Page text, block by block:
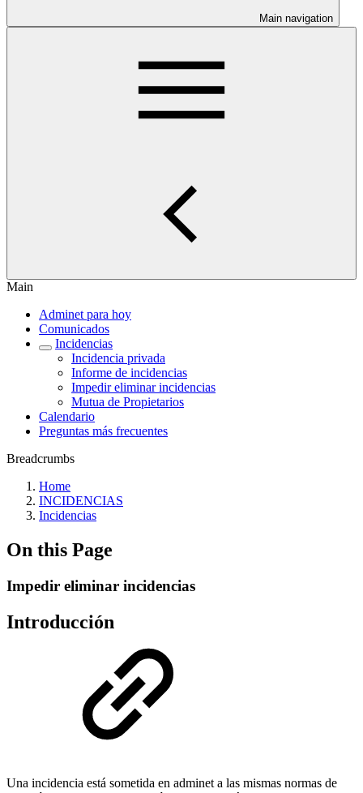
Main navigation
Main
Adminet para hoy
Comunicados
Incidencias
Incidencia privada
Informe de incidencias
Impedir eliminar incidencias
Mutua de Propietarios
Calendario
Preguntas más frecuentes
Breadcrumbs
Home
INCIDENCIAS
Incidencias
On this Page
Impedir eliminar incidencias
Introducción
Una incidencia está sometida en adminet a las mismas normas de